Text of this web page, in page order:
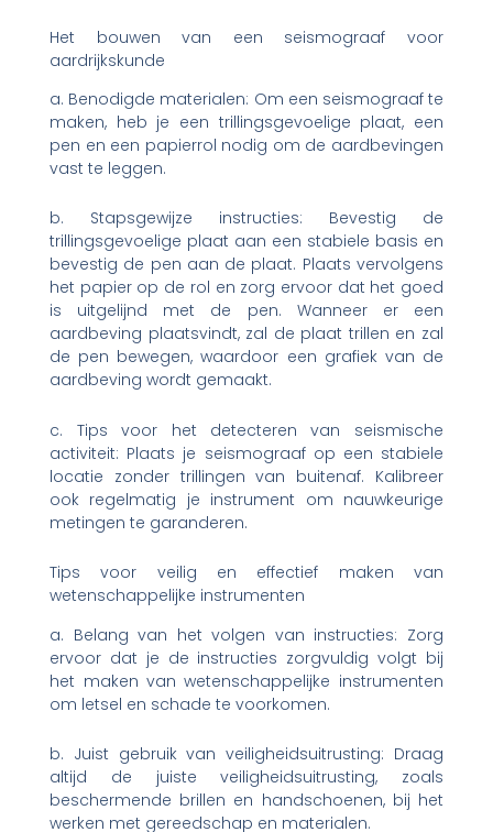
Het bouwen van een seismograaf voor
aardrijkskunde
a. Benodigde materialen: Om een ​​seismograaf te
maken, heb je een trillingsgevoelige plaat, een
pen en een papierrol nodig om de aardbevingen
vast te leggen.
b. Stapsgewijze instructies: Bevestig de
trillingsgevoelige plaat aan een stabiele basis en
bevestig de pen aan de plaat. Plaats vervolgens
het papier op de rol en zorg ervoor dat het goed
is uitgelijnd met de pen. Wanneer er een
aardbeving plaatsvindt, zal de plaat trillen en zal
de pen bewegen, waardoor een grafiek van de
aardbeving wordt gemaakt.
c. Tips voor het detecteren van seismische
activiteit: Plaats je seismograaf op een stabiele
locatie zonder trillingen van buitenaf. Kalibreer
ook regelmatig je instrument om nauwkeurige
metingen te garanderen.
Tips voor veilig en effectief maken van
wetenschappelijke instrumenten
a. Belang van het volgen van instructies: Zorg
ervoor dat je de instructies zorgvuldig volgt bij
het maken van wetenschappelijke instrumenten
om letsel en schade te voorkomen.
b. Juist gebruik van veiligheidsuitrusting: Draag
altijd de juiste veiligheidsuitrusting, zoals
beschermende brillen en handschoenen, bij het
werken met gereedschap en materialen.